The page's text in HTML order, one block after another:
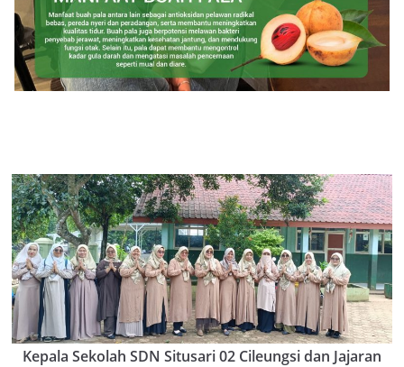
Kepala Sekolah SDN Situsari 02 Cileungsi dan Jajaran